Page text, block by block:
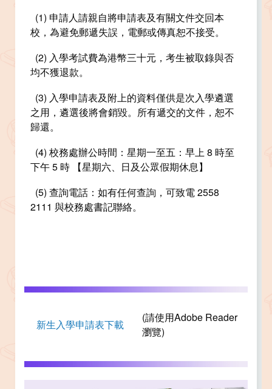
(1) 申請人請親自將申請表及有關文件交回本
校，為避免郵遞失誤，電郵或傳真恕不接受。
(2) 入學考試費為港幣三十元，考生被取錄與否
均不獲退款。
(3) 入學申請表及附上的資料僅供是次入學遴選
之用，遴選後將會銷毀。所有遞交的文件，恕不
歸還。
(4) 校務處辦公時間：星期一至五：早上 8 時至
下午 5 時 【星期六、日及公眾假期休息】
(5) 查詢電話：如有任何查詢，可致電 2558
2111 與校務處書記聯絡。
新生入學申請表下載
(請使用Adobe Reader
瀏覽)